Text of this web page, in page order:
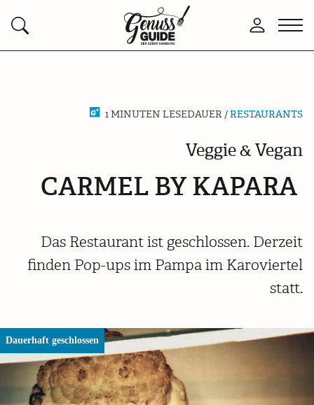
Suchen
Zurück
zur
Anmelden
1 MINUTEN LESEDAUER /RESTAURANTS
Veggie & Vegan
CARMEL BY KAPARA
Das Restaurant ist geschlossen. Derzeit
finden Pop-ups im Pampa im Karoviertel
statt.
Dauerhaft geschlossen